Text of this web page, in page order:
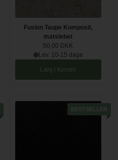
Fusion Taupe Komposit,
matslebet
50,00 DKK
Lev. 10-15 dage
Læg i kurven
BESTSELLER